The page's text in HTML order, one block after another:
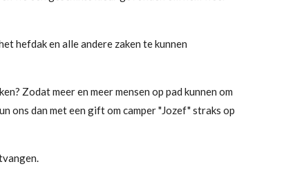
hefdak en alle andere zaken te kunnen
Zodat meer en meer mensen op pad kunnen om
ons dan met een gift om camper "Jozef" straks op